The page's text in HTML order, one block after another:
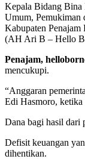
Kepala Bidang Bina
Umum, Pemukiman
Kabupaten Penajam
(AH Ari B – Hello
Penajam,
mencukupi.
“Anggaran
Edi Hasmoro, ketika
Dana bagi hasil dari
Defisit keuangan
dihentikan.